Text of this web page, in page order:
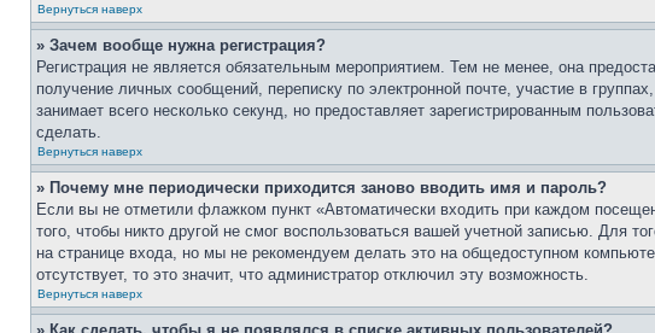
Вернуться наверх
» Зачем вообще нужна регистрация?
Регистрация не является обязательным мероприятием. Тем не менее, она
получение личных сообщений, переписку по электронной почте, участие в
занимает всего несколько секунд, но предоставляет зарегистрированным
сделать.
Вернуться наверх
» Почему мне периодически приходится заново вводить имя и пароль?
Если вы не отметили флажком пункт «Автоматически входить при каждом
того, чтобы никто другой не смог воспользоваться вашей учетной записью. Для
на странице входа, но мы не рекомендуем делать это на общедоступном
отсутствует, то это значит, что администратор отключил эту возможность.
Вернуться наверх